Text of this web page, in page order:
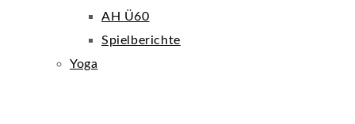
AH Ü60
Spielberichte
Yoga